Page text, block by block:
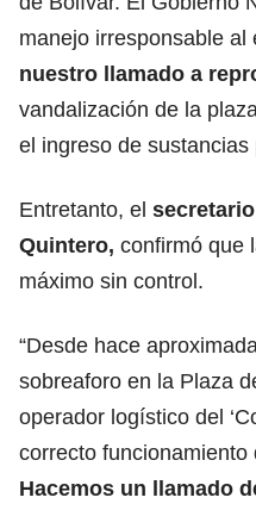
manejo irresponsable al
nuestro llamado a
vandalización de la
el ingreso de sustancias
Entretanto, el
Quintero, confirmó que
máximo sin control.
“Desde hace
sobreaforo en la Plaza
operador logístico del
correcto
Hacemos un llamado